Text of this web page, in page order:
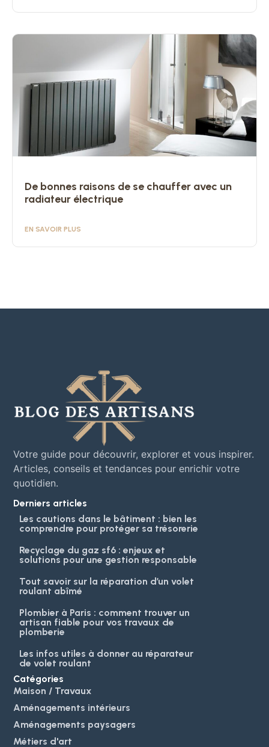
De bonnes raisons de se chauffer avec un
radiateur électrique
EN SAVOIR PLUS
Votre guide pour découvrir, explorer et vous inspirer.
Articles, conseils et tendances pour enrichir votre
quotidien.
Derniers articles
Les cautions dans le bâtiment : bien les
comprendre pour protéger sa trésorerie
Recyclage du gaz sf6 : enjeux et
solutions pour une gestion responsable
Tout savoir sur la réparation d’un volet
roulant abîmé
Plombier à Paris : comment trouver un
artisan fiable pour vos travaux de
plomberie
Les infos utiles à donner au réparateur
de volet roulant
Catégories
Maison / Travaux
Aménagements intérieurs
Aménagements paysagers
Métiers d'art